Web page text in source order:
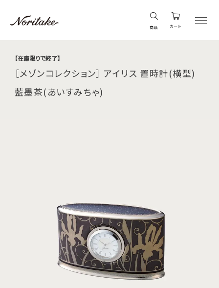
商品 カート
【在庫限りで終了】
［メゾンコレクション］ アイリス 置時計(横型)
藍墨茶(あいすみちゃ)